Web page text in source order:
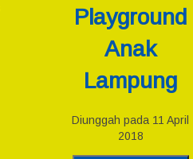
Playground
Anak
Lampung
Diunggah pada 11 April
2018